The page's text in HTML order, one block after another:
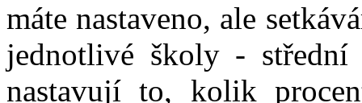
máte nastaveno, ale
jednotlivé školy -
nastavují to, kolik